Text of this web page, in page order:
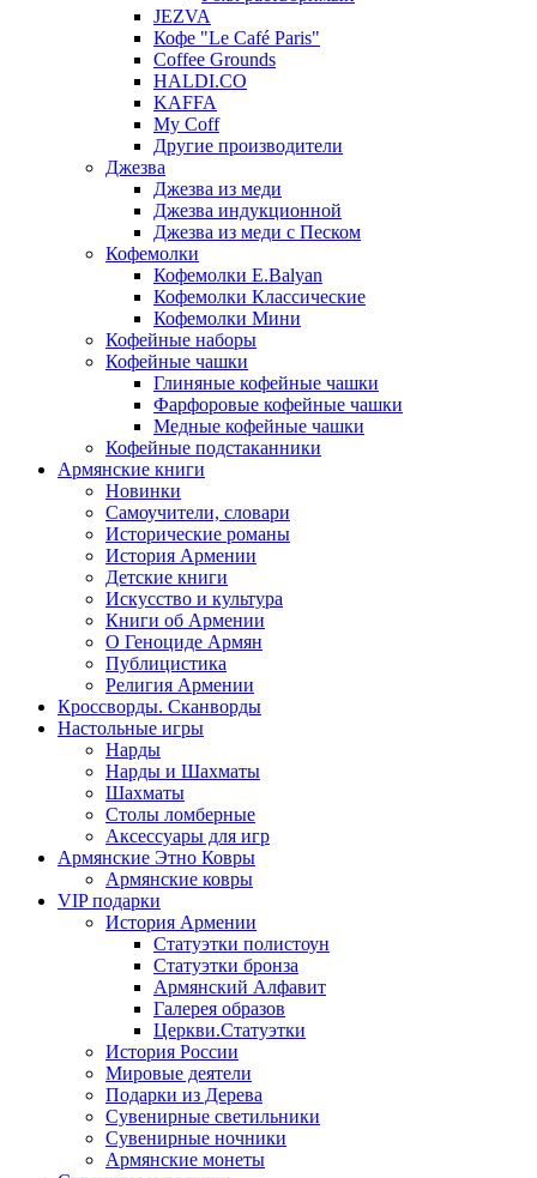
JEZVA
Кофе "Le Café Paris"
Coffee Grounds
HALDI.CO
KAFFA
My Coff
Другие производители
Джезва
Джезва из меди
Джезва индукционной
Джезва из меди с Песком
Кофемолки
Кофемолки E.Balyan
Кофемолки Классические
Кофемолки Мини
Кофейные наборы
Кофейные чашки
Глиняные кофейные чашки
Фарфоровые кофейные чашки
Медные кофейные чашки
Кофейные подстаканники
Армянские книги
Новинки
Самоучители, словари
Исторические романы
История Армении
Детские книги
Иcкусство и культура
Книги об Армении
О Геноциде Армян
Публицистика
Религия Армении
Кроссворды. Сканворды
Настольные игры
Нарды
Нарды и Шахматы
Шахматы
Столы ломберные
Аксессуары для игр
Армянские Этно Ковры
Армянские ковры
VIP подарки
История Армении
Статуэтки полистоун
Статуэтки бронза
Армянский Алфавит
Галерея образов
Церкви.Статуэтки
История России
Мировые деятели
Подарки из Дерева
Сувенирные светильники
Сувенирные ночники
Армянские монеты